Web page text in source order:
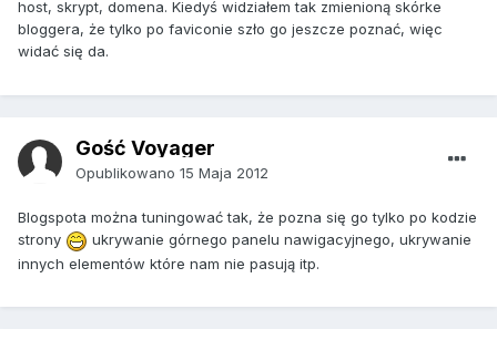
host, skrypt, domena. Kiedyś widziałem tak zmienioną skórke
bloggera, że tylko po faviconie szło go jeszcze poznać, więc
widać się da.
Gość Voyager
Opublikowano 15 Maja 2012
Blogspota można tuningować tak, że pozna się go tylko po kodzie
strony
ukrywanie górnego panelu nawigacyjnego, ukrywanie
innych elementów które nam nie pasują itp.